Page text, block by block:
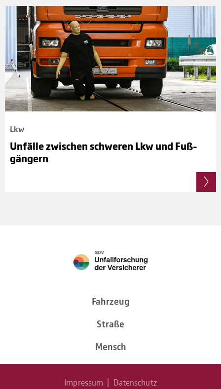
Lkw
Unfälle zwi­schen schwe­ren Lkw und Fuß­
gän­gern
Fahr­zeug
Straße
Mensch
Impressum | Daten­schutz